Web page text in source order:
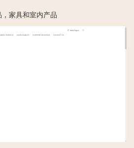
家具和室内产品